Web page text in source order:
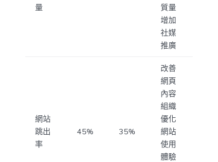
量
質量
增加
社媒
推廣
網站
跳出
率
45% 35%
改善
網頁
內容
組織
優化
網站
使用
體驗